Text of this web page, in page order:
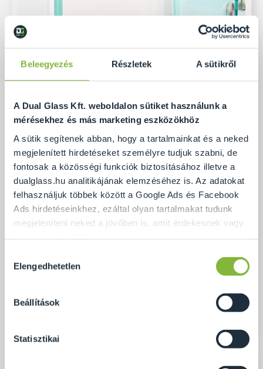
Beleegyezés Részletek A sütikről
A Dual Glass Kft. weboldalon sütiket használunk a
mérésekhez és más marketing eszközökhöz
A sütik segítenek abban, hogy a tartalmainkat és a neked
megjelenített hirdetéseket személyre tudjuk szabni, de
fontosak a közösségi funkciók biztosításához illetve a
dualglass.hu analitikájának elemzéséhez is. Az adatokat
felhasználjuk többek között a Google Ads és Facebook
Ads hirdetéseinkhez, ezáltal olyan tartalmakat tudunk
megjeleníteni neked a jövőben is, amit érdekesnek vagy
Ennek a biztosításához
arra kérünk, hogy engedd meg
Természetesen
soha semmilyen formában nem fogunk visszaélni ezzel
és később bármikor megváltoztathatod a döntésed ezzel
kiválasztása
Elengedhetetlen
Beállítások
Statisztikai
Pontmegfogásos üvegkorlát